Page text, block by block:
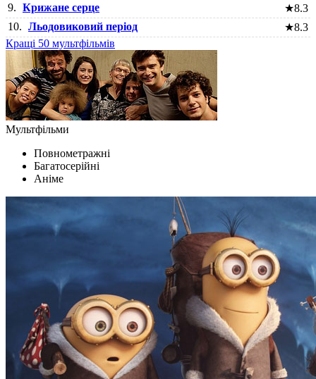
9. Крижане серце ★8.3
10. Льодовиковий період ★8.3
Кращі 50 мультфільмів
Мультфільми
Повнометражні
Багатосерійні
Аніме